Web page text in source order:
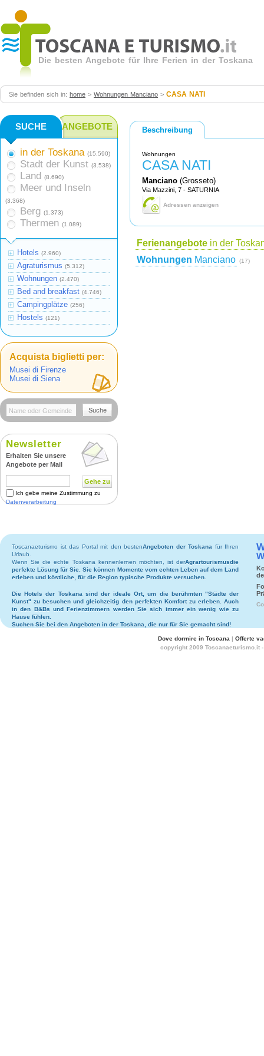
Die besten Angebote für Ihre Ferien in der Toskana
Sie befinden sich in: home > Wohnungen Manciano > CASA NATI
Beschreibung
Wohnungen
CASA NATI
Manciano (Grosseto)
Via Mazzini, 7 - SATURNIA
Adressen anzeigen
Ferienangebote in der
Wohnungen Manciano (17)
SUCHE ANGEBOTE
in der Toskana (15.590)
Stadt der Kunst (3.538)
Land (8.690)
Meer und Inseln
(3.368)
Berg (1.373)
Thermen (1.089)
Hotels (2.960)
Agraturismus (5.312)
Wohnungen (2.470)
Bed and breakfast (4.746)
Campingplätze (256)
Hostels (121)
Acquista biglietti per:
Musei di Firenze
Musei di Siena
Suche
Newsletter
Erhalten Sie unsere
Angebote per Mail
Gehe zu
Ich gebe meine Zustimmung zu
Datenverarbeitung
Toscanaeturismo ist das Portal mit den bestenAngeboten der Toskana für Ihren
Urlaub.
Wenn Sie die echte Toskana kennenlernen möchten, ist derAgrartourismusdie
perfekte Lösung für Sie. Sie können Momente vom echten Leben auf dem Land
erleben und köstliche, für die Region typische Produkte versuchen.
DieHotels der Toskana sind der ideale Ort, um die berühmten "Städte der
Kunst" zu besuchen und gleichzeitig den perfekten Komfort zu erleben. Auch
in den B&Bs undFerienzimmern werden Sie sich immer ein wenig wie zu
Hause fühlen.
Suchen Sie bei den Angeboten in der Toskana , die nur für Sie gemacht sind!
Dove dormire in Toscana | Offerte
copyright 2009 Toscanaeturismo.it